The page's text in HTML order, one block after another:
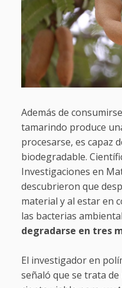
Además de
tamarindo produce
procesarse, es capaz
biodegradable.
Investigaciones en
descubrieron que
material y al estar en
las bacterias
degradarse en tres
El investigador en
señaló que se trata